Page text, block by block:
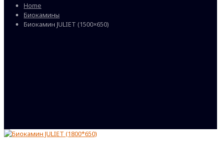
Home
Биокамины
Биокамин JULIET (1500×650)